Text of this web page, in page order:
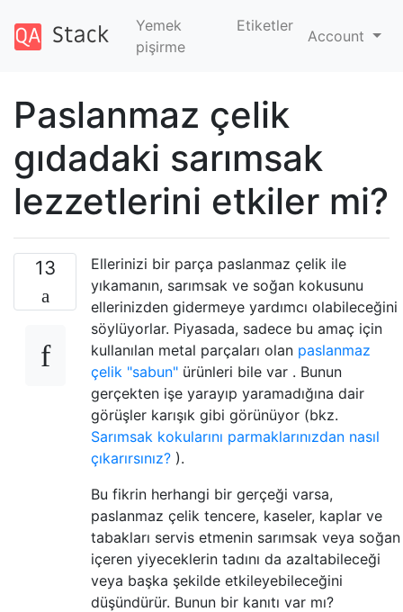
Yemek
pişirme
Etiketler
Account
Paslanmaz çelik
gıdadaki sarımsak
lezzetlerini etkiler mi?
13
Ellerinizi bir parça paslanmaz çelik ile
yıkamanın, sarımsak ve soğan kokusunu
ellerinizden gidermeye yardımcı olabileceğini
söylüyorlar. Piyasada, sadece bu amaç için
kullanılan metal parçaları olan paslanmaz
çelik "sabun" ürünleri bile var . Bunun
gerçekten işe yarayıp yaramadığına dair
görüşler karışık gibi görünüyor (bkz.
Sarımsak kokularını parmaklarınızdan nasıl
çıkarırsınız? ).
Bu fikrin herhangi bir gerçeği varsa,
paslanmaz çelik tencere, kaseler, kaplar ve
tabakları servis etmenin sarımsak veya soğan
içeren yiyeceklerin tadını da azaltabileceği
veya başka şekilde etkileyebileceğini
düşündürür. Bunun bir kanıtı var mı?